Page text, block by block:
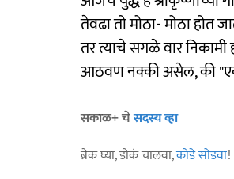
तेवढा तो मोठा- मोठा होत
तर त्याचे सगळे वार
आठवण नक्की असेल, की
सकाळ+ चेसदस्य व्हा
ब्रेक घ्या, डोकं चालवा,कोडे सोडवा!